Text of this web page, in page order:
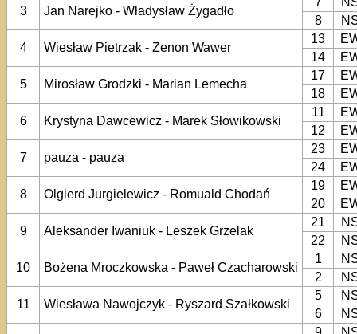
3
Jan Narejko - Władysław Żygadło
8
4
Wiesław Pietrzak - Zenon Wawer
13
14
5
Mirosław Grodzki - Marian Lemecha
17
18
6
Krystyna Dawcewicz - Marek Słowikowski
11
12
7
pauza - pauza
23
24
8
Olgierd Jurgielewicz - Romuald Chodań
19
20
9
Aleksander Iwaniuk - Leszek Grzelak
21
22
10
Bożena Mroczkowska - Paweł Czacharowski
1
2
11
Wiesława Nawojczyk - Ryszard Szałkowski
5
6